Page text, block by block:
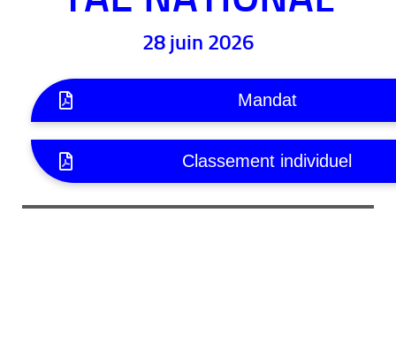
28 juin 2026
Mandat
Classement individuel